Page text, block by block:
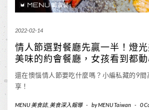
2022-02-14
情人節選對餐廳先贏一半！燈
美味的約會餐廳，女孩看到都動
還在懊惱情人節要吃什麼嗎？小編私藏的9間
享！
MENU 美食誌, 美食深入報導 - byMENU Taiwan - 0